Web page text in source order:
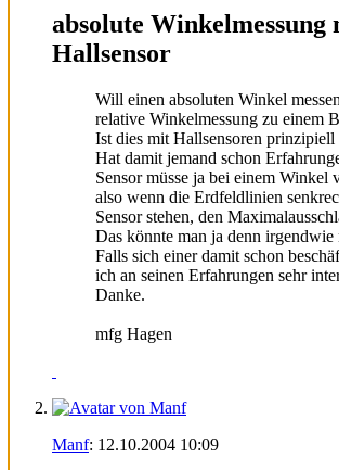
absolute Winkelmessung
Hallsensor
Will einen absoluten Winkel
relative Winkelmessung zu einem
Ist dies mit Hallsensoren
Hat damit jemand schon
Sensor müsse ja bei einem Winkel
also wenn die Erdfeldlinien
Sensor stehen, den
Das könnte man ja denn irgendwie
Falls sich einer damit schon
ich an seinen Erfahrungen sehr
Danke.
mfg Hagen
Manf: 12.10.2004 10:09